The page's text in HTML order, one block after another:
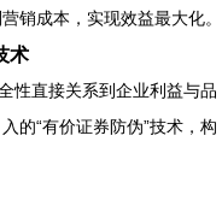
销成本，实现效益最大化。
术
性直接关系到企业利益与品
的“有价证券防伪”技术，构